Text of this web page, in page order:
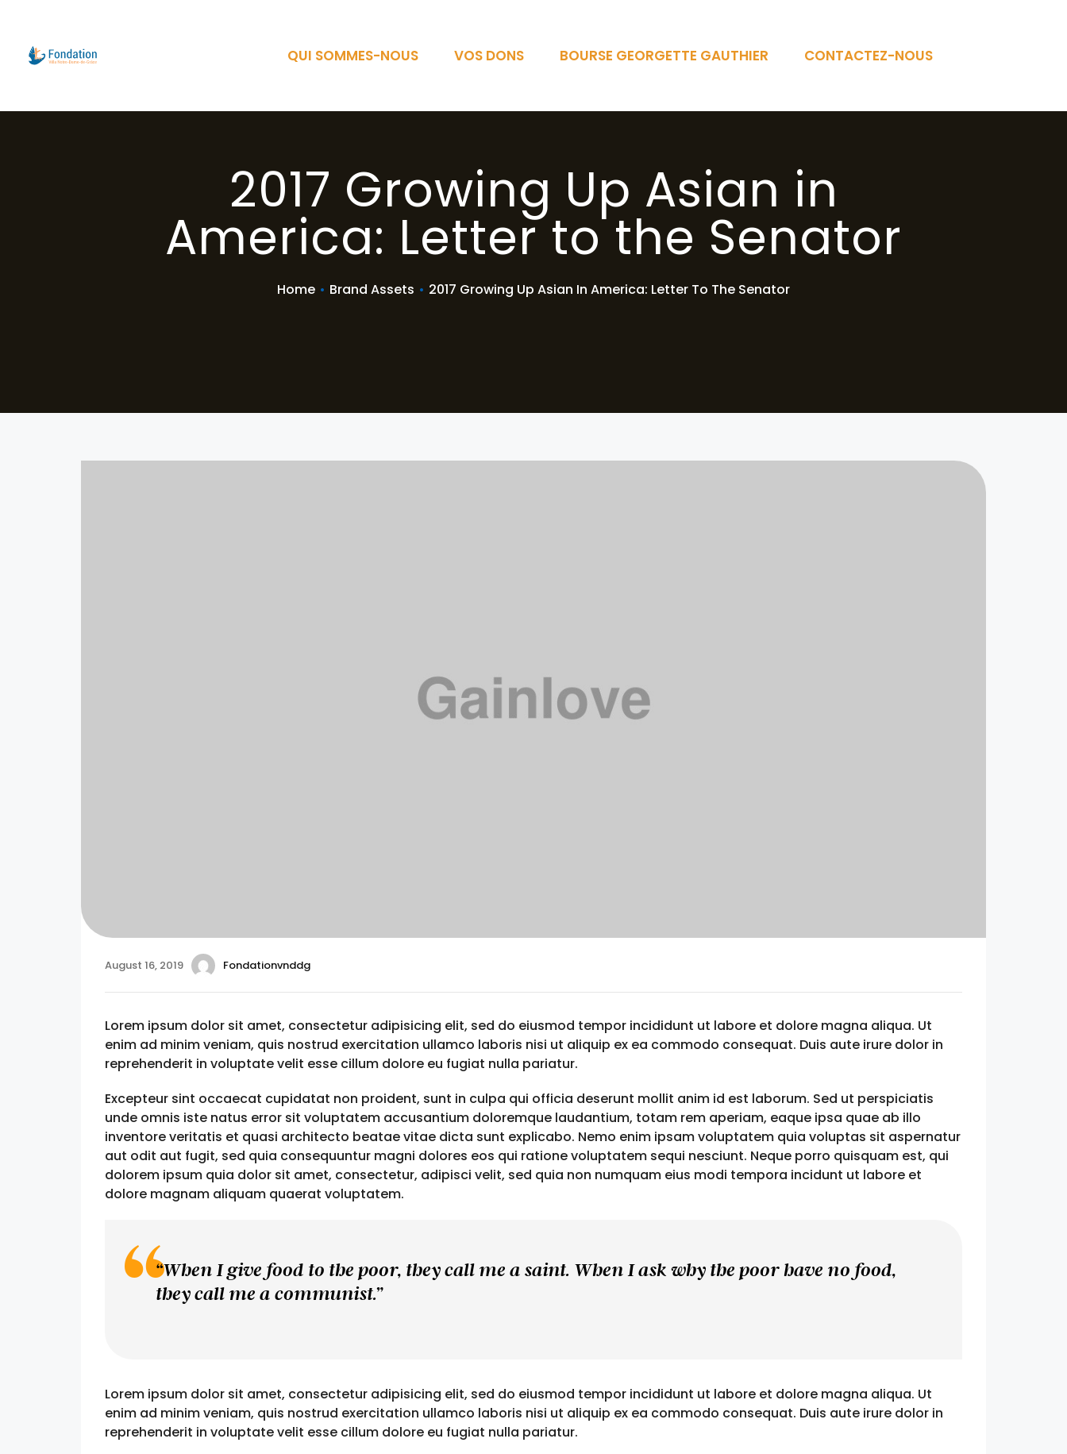
QUI SOMMES-NOUS VOS DONS BOURSE GEORGETTE GAUTHIER CONTACTEZ-NOUS
2017 Growing Up Asian in
America: Letter to the Senator
Home • Brand Assets • 2017 Growing Up Asian In America: Letter To The Senator
August 16, 2019 Fondationvnddg
Lorem ipsum dolor sit amet, consectetur adipisicing elit, sed do eiusmod tempor incididunt ut labore et dolore magna aliqua. Ut
enim ad minim veniam, quis nostrud exercitation ullamco laboris nisi ut aliquip ex ea commodo consequat. Duis aute irure dolor in
reprehenderit in voluptate velit esse cillum dolore eu fugiat nulla pariatur.
Excepteur sint occaecat cupidatat non proident, sunt in culpa qui officia deserunt mollit anim id est laborum. Sed ut perspiciatis
unde omnis iste natus error sit voluptatem accusantium doloremque laudantium, totam rem aperiam, eaque ipsa quae ab illo
inventore veritatis et quasi architecto beatae vitae dicta sunt explicabo. Nemo enim ipsam voluptatem quia voluptas sit aspernatur
aut odit aut fugit, sed quia consequuntur magni dolores eos qui ratione voluptatem sequi nesciunt. Neque porro quisquam est, qui
dolorem ipsum quia dolor sit amet, consectetur, adipisci velit, sed quia non numquam eius modi tempora incidunt ut labore et
dolore magnam aliquam quaerat voluptatem.
“When I give food to the poor, they call me a saint. When I ask why the poor have no food,
they call me a communist.”
Lorem ipsum dolor sit amet, consectetur adipisicing elit, sed do eiusmod tempor incididunt ut labore et dolore magna aliqua. Ut
enim ad minim veniam, quis nostrud exercitation ullamco laboris nisi ut aliquip ex ea commodo consequat. Duis aute irure dolor in
reprehenderit in voluptate velit esse cillum dolore eu fugiat nulla pariatur.